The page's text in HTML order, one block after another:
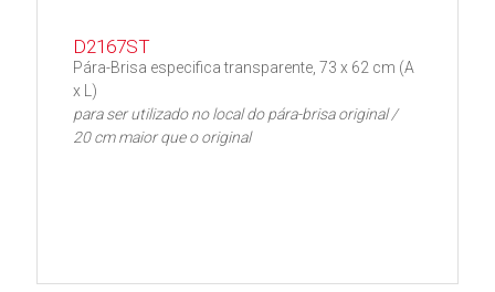
D2167ST
Pára-Brisa especifica transparente, 73 x 62 cm (A
x L)
para ser utilizado no local do pára-brisa original /
20 cm maior que o original